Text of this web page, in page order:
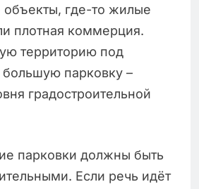
объекты, где-то жилые
плотная коммерция.
территорию под
большую парковку –
градостроительной
парковки должны быть
Если речь идёт